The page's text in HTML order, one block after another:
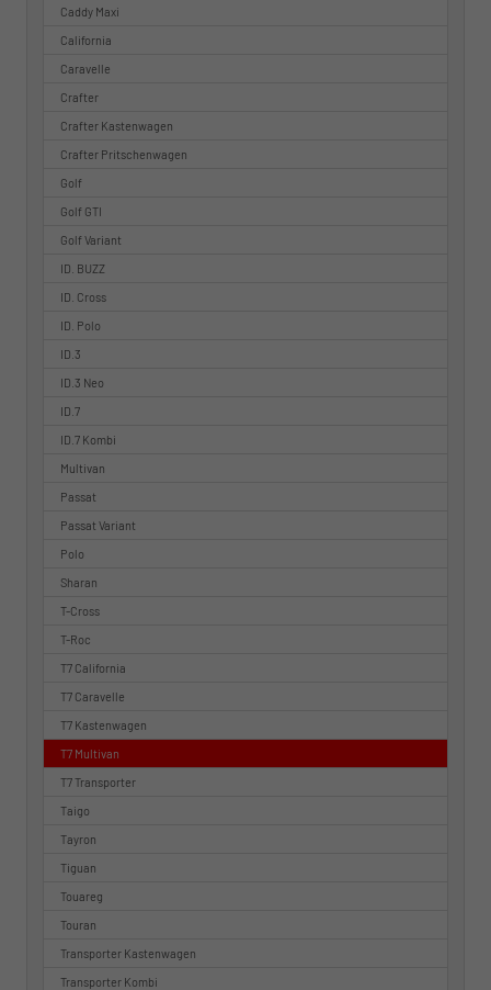
Caddy Maxi
California
Caravelle
Crafter
Crafter Kastenwagen
Crafter Pritschenwagen
Golf
Golf GTI
Golf Variant
ID. BUZZ
ID. Cross
ID. Polo
ID.3
ID.3 Neo
ID.7
ID.7 Kombi
Multivan
Passat
Passat Variant
Polo
Sharan
T-Cross
T-Roc
T7 California
T7 Caravelle
T7 Kastenwagen
T7 Multivan
T7 Transporter
Taigo
Tayron
Tiguan
Touareg
Touran
Transporter Kastenwagen
Transporter Kombi